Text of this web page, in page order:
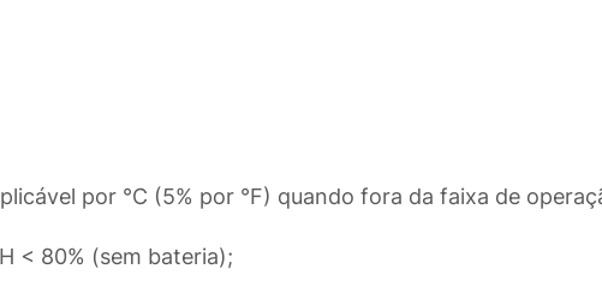
por °C (5% por °F) quando fora da faixa de
< 80% (sem bateria);